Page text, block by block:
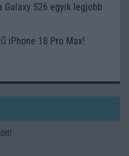
Galaxy S26 egyik legjobb
iPhone 18 Pro Max!